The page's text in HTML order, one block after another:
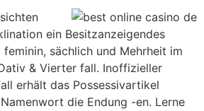
ein Besitzanzeigendes
sächlich und Mehrheit im
& Vierter fall. Inoffizieller
erhält das Possessivartikel
die Endung -en. Lerne